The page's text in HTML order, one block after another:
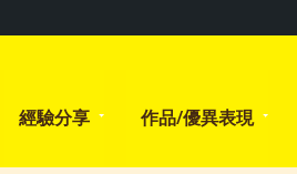
經驗分享 作品/優異表現